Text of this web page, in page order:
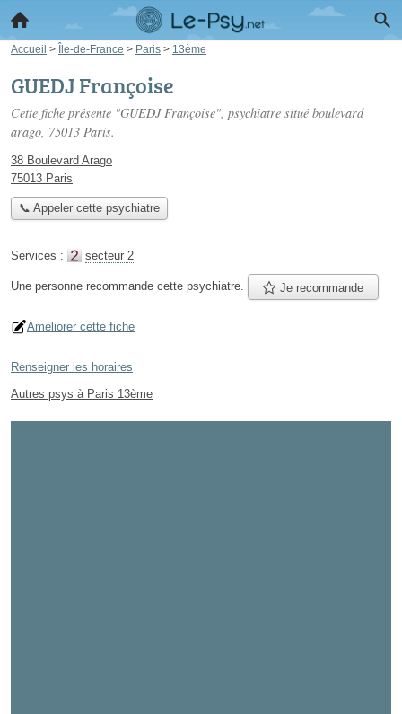
Accueil > Île-de-France > Paris > 13ème
GUEDJ Françoise
Cette fiche présente "GUEDJ Françoise", psychiatre situé boulevard
arago, 75013 Paris.
38 Boulevard Arago
75013 Paris
📞 Appeler cette psychiatre
Services : secteur 2
Une personne recommande cette psychiatre. Je recommande
Améliorer cette fiche
Renseigner les horaires
Autres psys à Paris 13ème